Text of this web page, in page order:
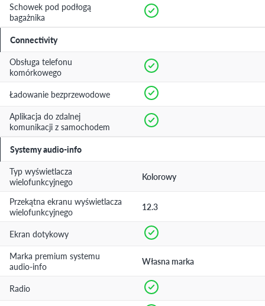
Schowek pod podłogą
bagażnika
Connectivity
Obsługa telefonu
komórkowego
Ładowanie bezprzewodowe
Aplikacja do zdalnej
komunikacji z samochodem
Systemy audio-info
Typ wyświetlacza
wielofunkcyjnego
Kolorowy
Przekątna ekranu wyświetlacza
wielofunkcyjnego
12.3
Ekran dotykowy
Marka premium systemu
audio-info
Własna marka
Radio